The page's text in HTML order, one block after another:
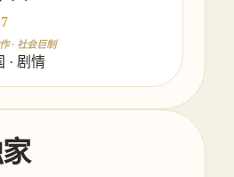
· 社会巨制
· 剧情